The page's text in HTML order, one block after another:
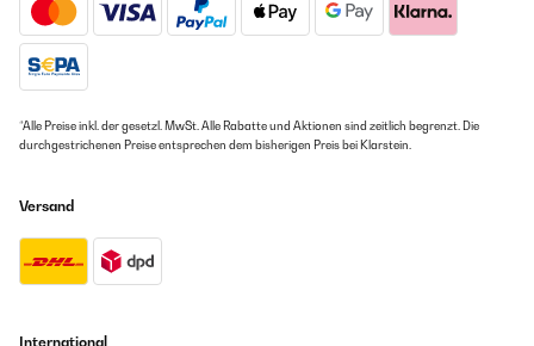
*Alle Preise inkl. der gesetzl. MwSt. Alle Rabatte und Aktionen sind zeitlich begrenzt. Die
durchgestrichenen Preise entsprechen dem bisherigen Preis bei Klarstein.
Versand
International